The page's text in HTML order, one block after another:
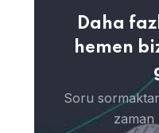
Daha
hemen
Soru
zaman